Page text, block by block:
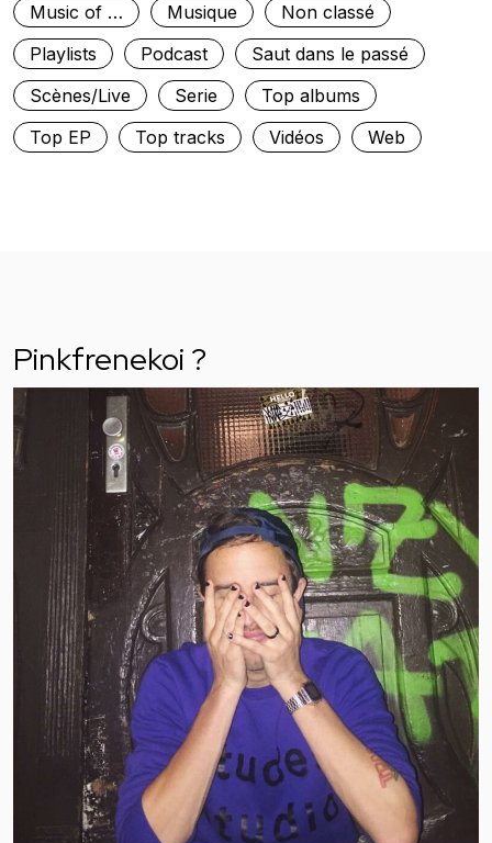
Music of …
Musique
Non classé
Playlists
Podcast
Saut dans le passé
Scènes/Live
Serie
Top albums
Top EP
Top tracks Vidéos Web
Pinkfrenekoi ?